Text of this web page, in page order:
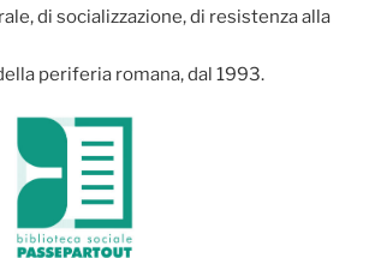
di socializzazione, di resistenza alla
periferia romana, dal 1993.